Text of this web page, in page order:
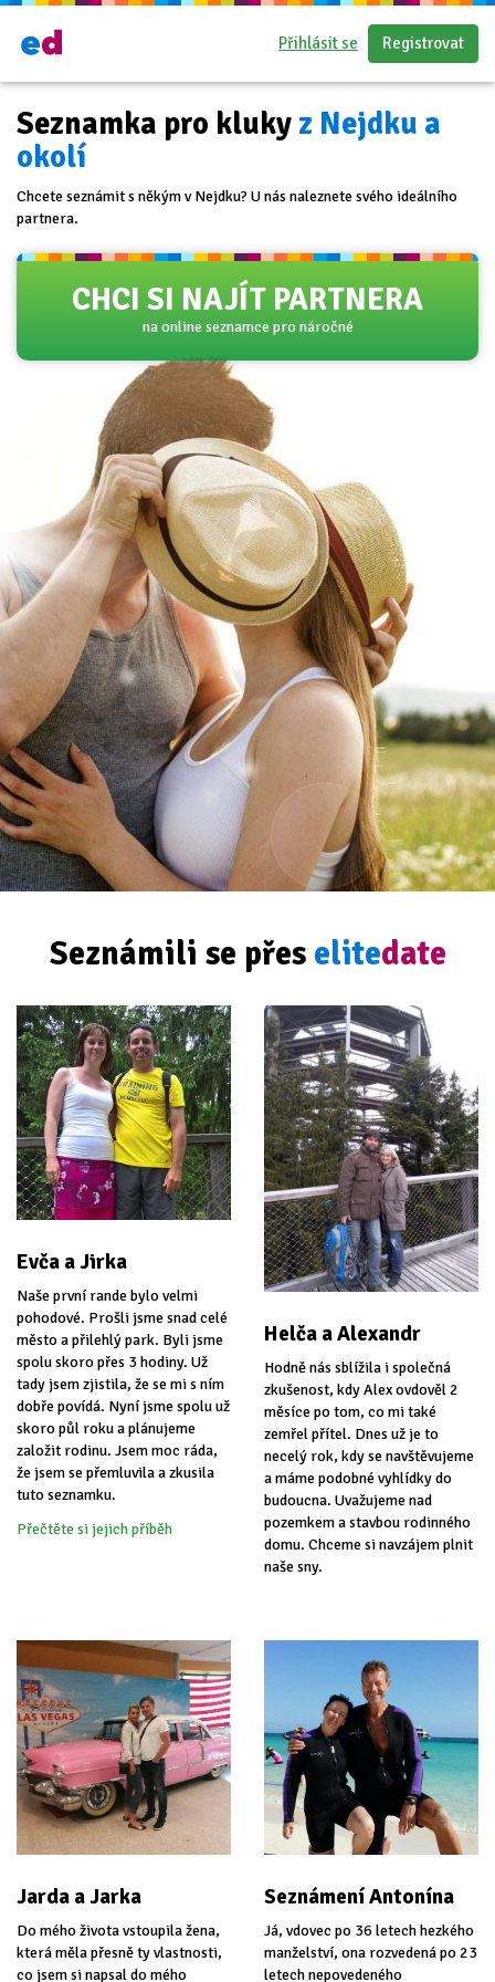
Přihlásit se Registrovat
Seznamka pro kluky z Nejdku a
okolí
Chcete seznámit s někým v Nejdku? U nás naleznete svého ideálního
partnera.
CHCI SI NAJÍT PARTNERA
na online seznamce pro náročné
Seznámili se přes elitedate
Evča a Jirka
Naše první rande bylo velmi
pohodové. Prošli jsme snad celé
město a přilehlý park. Byli jsme
spolu skoro přes 3 hodiny. Už
tady jsem zjistila, že se mi s ním
dobře povídá. Nyní jsme spolu už
skoro půl roku a plánujeme
založit rodinu. Jsem moc ráda,
že jsem se přemluvila a zkusila
tuto seznamku.
Přečtěte si jejich příběh
Helča a Alexandr
Hodně nás sblížila i společná
zkušenost, kdy Alex ovdověl 2
měsíce po tom, co mi také
zemřel přítel. Dnes už je to
necelý rok, kdy se navštěvujeme
a máme podobné vyhlídky do
budoucna. Uvažujeme nad
pozemkem a stavbou rodinného
domu. Chceme si navzájem plnit
naše sny.
Jarda a Jarka
Do mého života vstoupila žena,
která měla přesně ty vlastnosti,
co jsem si napsal do mého
Seznámení Antonína
Já, vdovec po 36 letech hezkého
manželství, ona rozvedená po 23
letech nepovedeného